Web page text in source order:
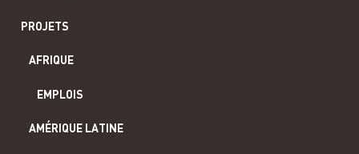
PROJETS
AFRIQUE
EMPLOIS
AMÉRIQUE LATINE